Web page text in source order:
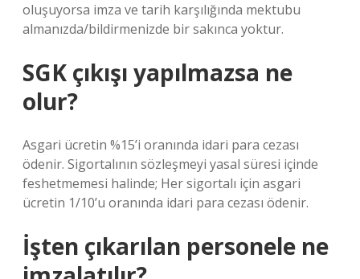
oluşuyorsa imza ve tarih karşılığında mektubu
almanızda/bildirmenizde bir sakınca yoktur.
SGK çıkışı yapılmazsa ne
olur?
Asgari ücretin %15’i oranında idari para cezası
ödenir. Sigortalının sözleşmeyi yasal süresi içinde
feshetmemesi halinde; Her sigortalı için asgari
ücretin 1/10’u oranında idari para cezası ödenir.
İşten çıkarılan personele ne